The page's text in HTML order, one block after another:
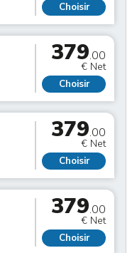
Choisir
379.00
€ Net
Choisir
379.00
€ Net
Choisir
379.00
€ Net
Choisir